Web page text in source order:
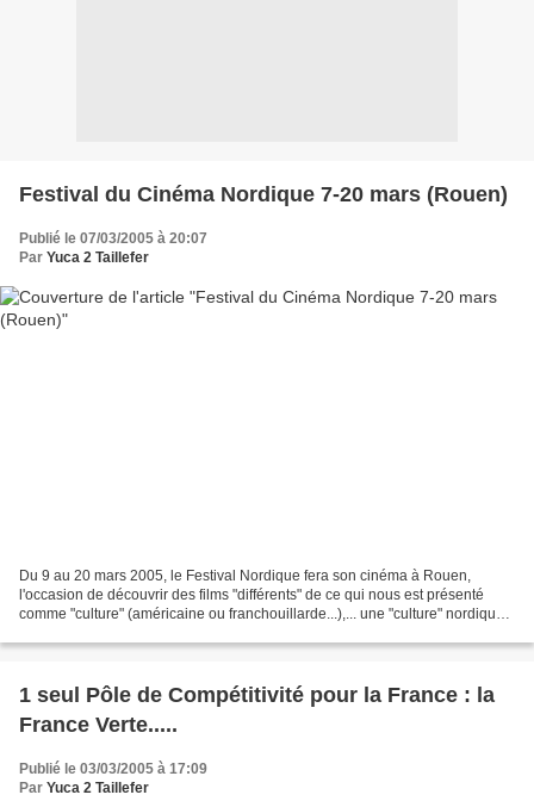
Festival du Cinéma Nordique 7-20 mars (Rouen)
Publié le 07/03/2005 à 20:07
Par Yuca 2 Taillefer
Du 9 au 20 mars 2005, le Festival Nordique fera son cinéma à Rouen,
l'occasion de découvrir des films "différents" de ce qui nous est présenté
comme "culture" (américaine ou franchouillarde...),... une "culture" nordique
1 seul Pôle de Compétitivité pour la France : la
France Verte.....
Publié le 03/03/2005 à 17:09
Par Yuca 2 Taillefer